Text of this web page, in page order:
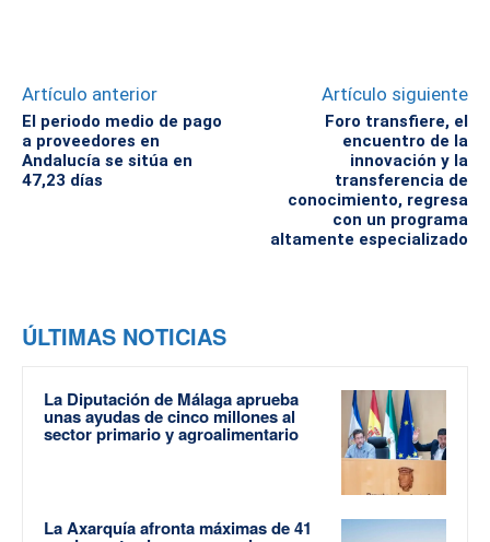
Artículo anterior
El periodo medio de pago
a proveedores en
Andalucía se sitúa en
47,23 días
Artículo siguiente
Foro transfiere, el
encuentro de la
innovación y la
transferencia de
conocimiento, regresa
con un programa
altamente especializado
ÚLTIMAS NOTICIAS
La Diputación de Málaga aprueba
unas ayudas de cinco millones al
sector primario y agroalimentario
La Axarquía afronta máximas de 41